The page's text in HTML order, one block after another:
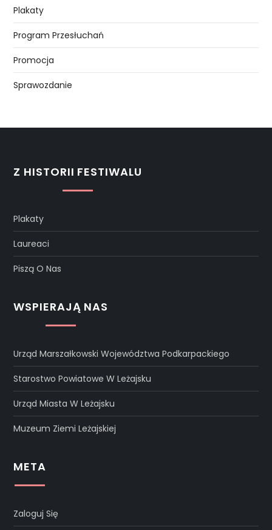
Plakaty
Program Przesłuchań
Promocja
Sprawozdanie
Z HISTORII FESTIWALU
Plakaty
Laureaci
Piszą O Nas
WSPIERAJĄ NAS
Urząd Marszałkowski Województwa Podkarpackiego
Starostwo Powiatowe W Leżajsku
Urząd Miasta W Leżajsku
Muzeum Ziemi Leżajskiej
META
Zaloguj Się